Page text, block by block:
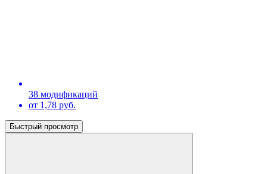
38 модификаций
от 1,78 руб.
Быстрый просмотр